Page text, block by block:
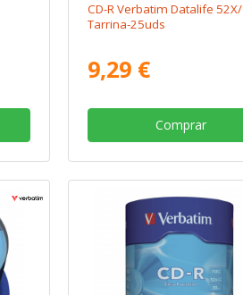
CD-R Verbatim Datalife 52X/
Tarrina-25uds
9,29 €
Comprar